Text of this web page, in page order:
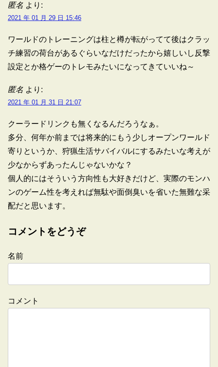
匿名 より:
2021 年 01 月 29 日 15:46
ワールドのトレーニングは柱と樽が転がってて後はクラッ
チ練習の荷台があるぐらいなだけだったから嬉しいし反撃
設定とか格ゲーのトレモみたいになってきていいね～
匿名 より:
2021 年 01 月 31 日 21:07
クーラードリンクも無くなるんだろうなぁ。
多分、何年か前までは将来的にもう少しオープンワールド
寄りというか、狩猟生活サバイバルにするみたいな考えが
少なからずあったんじゃないかな？
個人的にはそういう方向性も大好きだけど、実際のモンハ
ンのゲーム性を考えれば無駄や面倒臭いを省いた無難な采
配だと思います。
コメントをどうぞ
名前
コメント